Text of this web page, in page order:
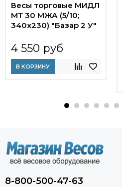
Весы торговые МИДЛ
МТ 30 МЖА (5/10;
340х230) "Базар 2 У"
4 550 руб
В КОРЗИНУ
8-800-500-47-63